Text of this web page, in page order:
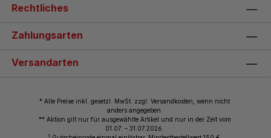
Rechtliches
Zahlungsarten
Versandarten
* Alle Preise inkl. gesetzl. MwSt. zzgl. Versandkosten, wenn nicht
anders angegeben.
** Aktion gilt nur für ausgewählte Artikel und nur in der Zeit vom
01.07. – 31.07.2026.
1